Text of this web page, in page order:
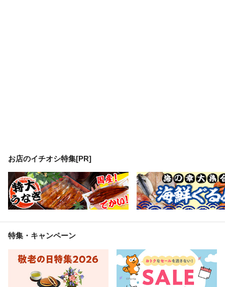
お店のイチオシ特集[PR]
特集・キャンペーン